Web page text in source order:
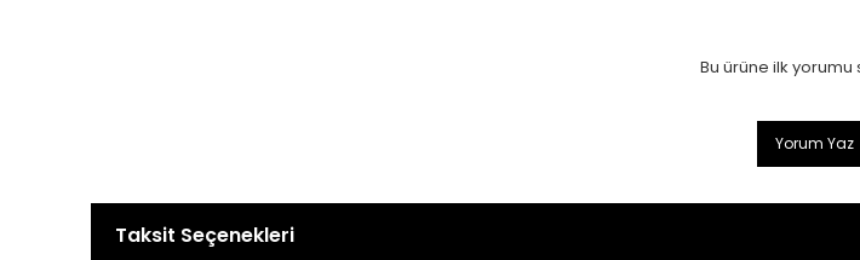
Bu ürüne ilk yorumu
Yorum Yaz
Taksit Seçenekleri